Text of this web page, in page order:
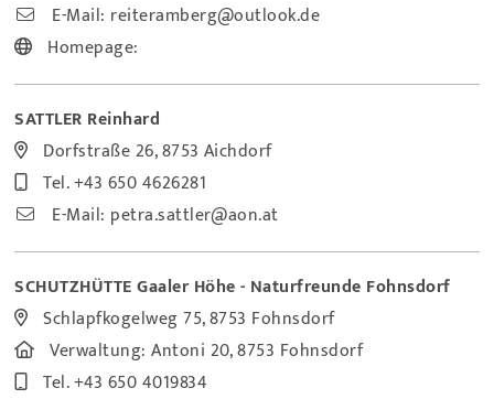
E-Mail: reiteramberg@outlook.de
Homepage:
SATTLER Reinhard
Dorfstraße 26, 8753 Aichdorf
Tel.+43 650 4626281
E-Mail: petra.sattler@aon.at
SCHUTZHÜTTE Gaaler Höhe - Naturfreunde Fohnsdorf
Schlapfkogelweg 75, 8753 Fohnsdorf
Verwaltung:Antoni 20, 8753 Fohnsdorf
Tel.+43 650 4019834